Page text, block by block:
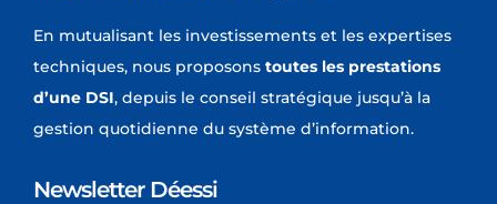
En mutualisant les investissements et les expertises
techniques, nous proposonstoutes les prestations
d’une DSI, depuis le conseil stratégique jusqu’à la
gestion quotidienne du système d’information.
Newsletter Déessi